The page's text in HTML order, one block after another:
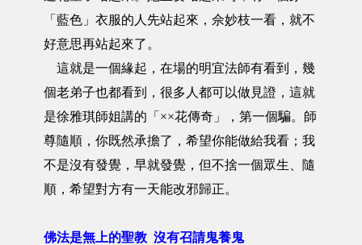
「藍色」衣服的人先站起來，佘妙枝一看，就不
好意思再站起來了。
這就是一個緣起，在場的明宜法師有看到，幾
個老弟子也都看到，很多人都可以做見證，這就
是徐雅琪師姐講的「××花傳奇」，第一個騙。師
尊隨順，你既然承擔了，希望你能做給我看；我
不是沒有發覺，早就發覺，但不捨一個眾生、隨
順，希望對方有一天能改邪歸正。
佛法是無上的聖教 沒有召請鬼養鬼